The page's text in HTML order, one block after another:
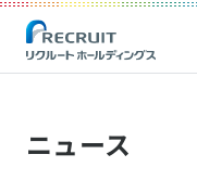
Recruit Holdings
ニュース